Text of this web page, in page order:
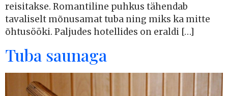
reisitakse. Romantiline puhkus tähendab
tavaliselt mõnusamat tuba ning miks ka mitte
õhtusööki. Paljudes hotellides on eraldi […]
Tuba saunaga